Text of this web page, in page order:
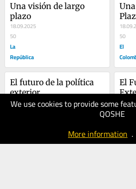
We use cookies to provide some
QOSHE
More information .
Una visión de largo
plazo
18.09.2025
50
La
República
50
El
El futuro de la política
exterior
04.09.2025
El
50